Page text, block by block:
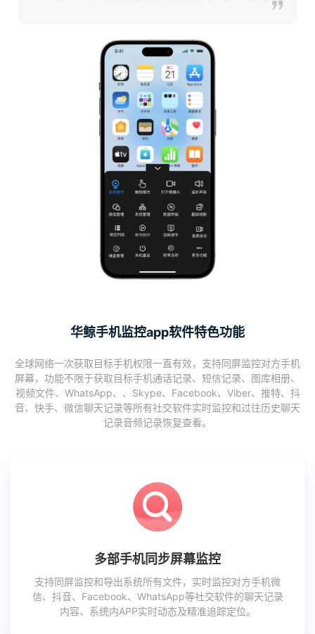
华鲸手机监控app软件特色功能
全球网络一次获取目标手机权限一直有效，支持同屏监控对方手机
屏幕，功能不限于获取目标手机通话记录、短信记录、图库相册、
视频文件、WhatsApp、、Skype、Facebook、Viber、推特、抖
音、快手、微信聊天记录等所有社交软件实时监控和过往历史聊天
记录音频记录恢复查看。
多部手机同步屏幕监控
支持同屏监控和导出系统所有文件，实时监控对方手机微
信、抖音、Facebook、WhatsApp等社交软件的聊天记录
内容、系统内APP实时动态及精准追踪定位。